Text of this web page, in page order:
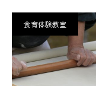
食育体験教室